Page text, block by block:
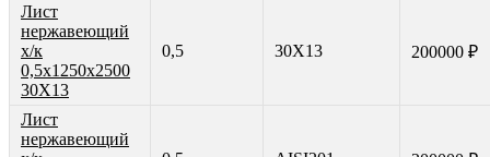
Лист
нержавеющий
х/к
0,5х1250х2500
30Х13
0,5 30Х13 200000 ₽
Лист
нержавеющий